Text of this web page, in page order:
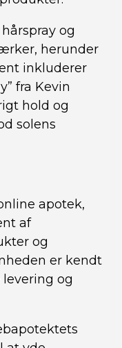
og
herunder
inkluderer
fra Kevin
hold og
solens
apotek,
af
og
er kendt
og